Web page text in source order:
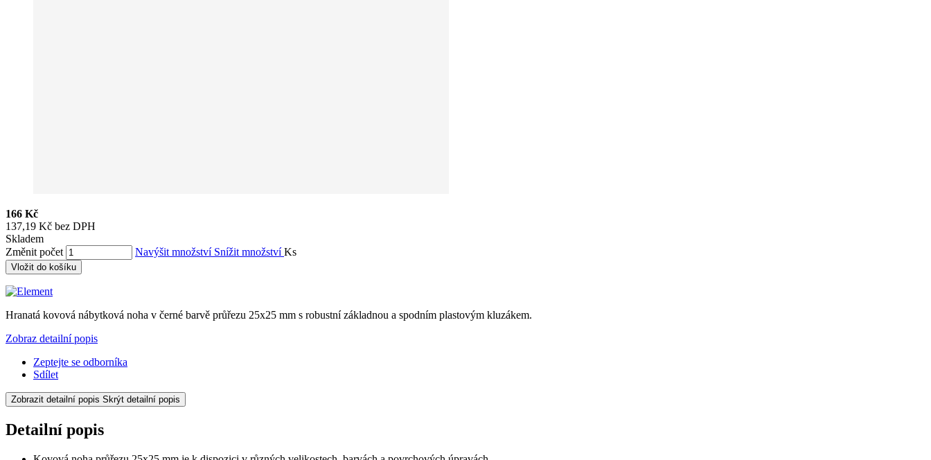
166 Kč
137,19 Kč bez DPH
Skladem
Změnit počet
Navýšit množství Snížit množstvíKs
Vložit do košíku
Hranatá kovová nábytková noha v černé barvě průřezu 25x25 mm s robustní základnou a spodním plastovým kluzákem.
Zobraz detailní popis
Zeptejte se odborníka
Sdílet
Zobrazit detailní popis Skrýt detailní popis
Detailní popis